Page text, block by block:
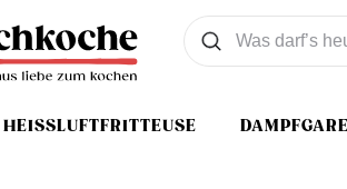
HEISSLUFTFRITTEUSE
Was wollen Sie suchen
Suchen